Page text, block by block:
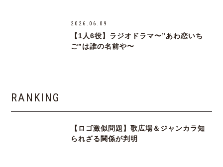
2026.06.09
【1人6役】ラジオドラマ〜”あわ恋いち
ご”は誰の名前や〜
RANKING
【ロゴ激似問題】歌広場＆ジャンカラ知
られざる関係が判明